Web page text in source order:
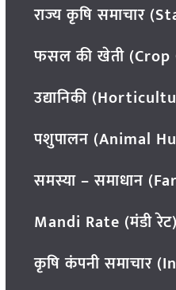
राज्य कृषि समाचार
फसल की खेती
उद्यानिकी
पशुपालन (Animal
समस्या – समाधान
Mandi Rate (मंडी रेट)
कृषि कंपनी समाचार